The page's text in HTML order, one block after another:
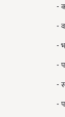
-
-
-
-
-
-